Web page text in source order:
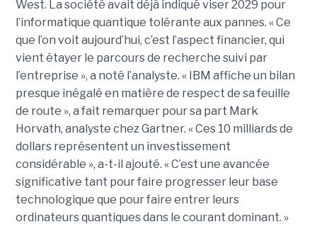
West. La société avait déjà indiqué viser 2029 pour
l’informatique quantique tolérante aux pannes. « Ce
que l’on voit aujourd’hui, c’est l’aspect financier, qui
vient étayer le parcours de recherche suivi par
l’entreprise », a noté l’analyste. « IBM affiche un bilan
presque inégalé en matière de respect de sa feuille
de route », a fait remarquer pour sa part Mark
Horvath, analyste chez Gartner. « Ces 10 milliards de
dollars représentent un investissement
considérable », a-t-il ajouté. « C’est une avancée
significative tant pour faire progresser leur base
technologique que pour faire entrer leurs
ordinateurs quantiques dans le courant dominant. »